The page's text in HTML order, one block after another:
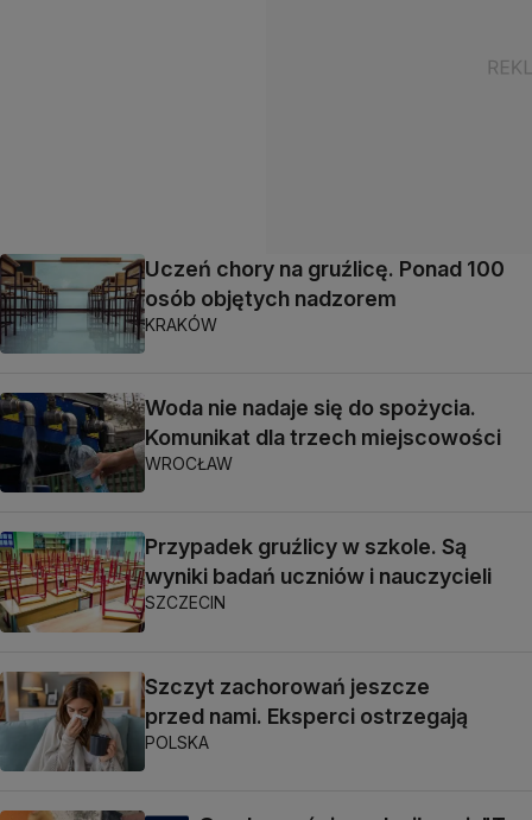
Uczeń chory na gruźlicę. Ponad 100
osób objętych nadzorem
KRAKÓW
Woda nie nadaje się do spożycia.
Komunikat dla trzech miejscowości
WROCŁAW
Przypadek gruźlicy w szkole. Są
wyniki badań uczniów i nauczycieli
SZCZECIN
Szczyt zachorowań jeszcze
przed nami. Eksperci ostrzegają
POLSKA